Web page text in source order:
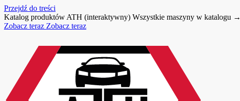
Przejdź do treści
Katalog produktów ATH (interaktywny) Wszystkie maszyny w katalogu →
Zobacz teraz Zobacz teraz